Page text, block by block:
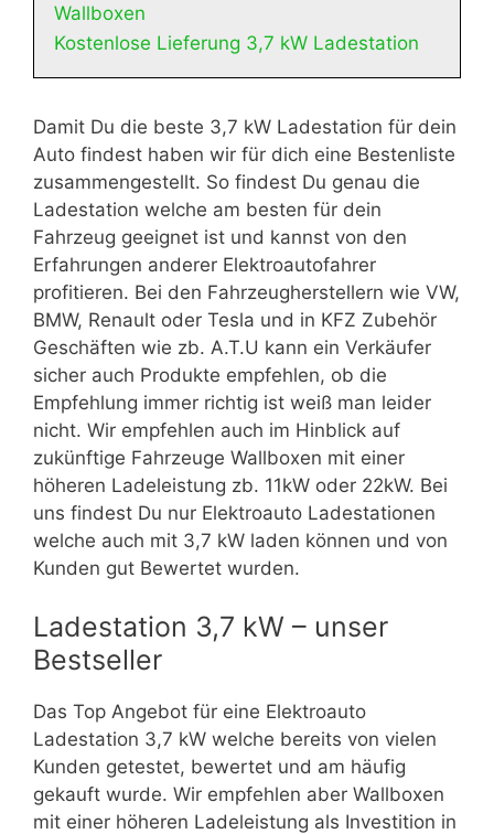
Wallboxen
Kostenlose Lieferung 3,7 kW Ladestation
Damit Du die beste 3,7 kW Ladestation für dein
Auto findest haben wir für dich eine Bestenliste
zusammengestellt. So findest Du genau die
Ladestation welche am besten für dein
Fahrzeug geeignet ist und kannst von den
Erfahrungen anderer Elektroautofahrer
profitieren. Bei den Fahrzeugherstellern wie VW,
BMW, Renault oder Tesla und in KFZ Zubehör
Geschäften wie zb. A.T.U kann ein Verkäufer
sicher auch Produkte empfehlen, ob die
Empfehlung immer richtig ist weiß man leider
nicht. Wir empfehlen auch im Hinblick auf
zukünftige Fahrzeuge Wallboxen mit einer
höheren Ladeleistung zb. 11kW oder 22kW. Bei
uns findest Du nur Elektroauto Ladestationen
welche auch mit 3,7 kW laden können und von
Kunden gut Bewertet wurden.
Ladestation 3,7 kW – unser
Bestseller
Das Top Angebot für eine Elektroauto
Ladestation 3,7 kW welche bereits von vielen
Kunden getestet, bewertet und am häufig
gekauft wurde. Wir empfehlen aber Wallboxen
mit einer höheren Ladeleistung als Investition in